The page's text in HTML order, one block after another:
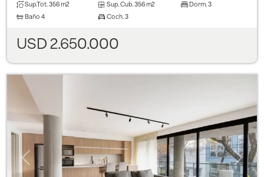
Sup.Tot. 356 m2 Sup. Cub. 356 m2 Dorm. 3
Baño 4 Coch. 3
USD 2.650.000
Previous Next